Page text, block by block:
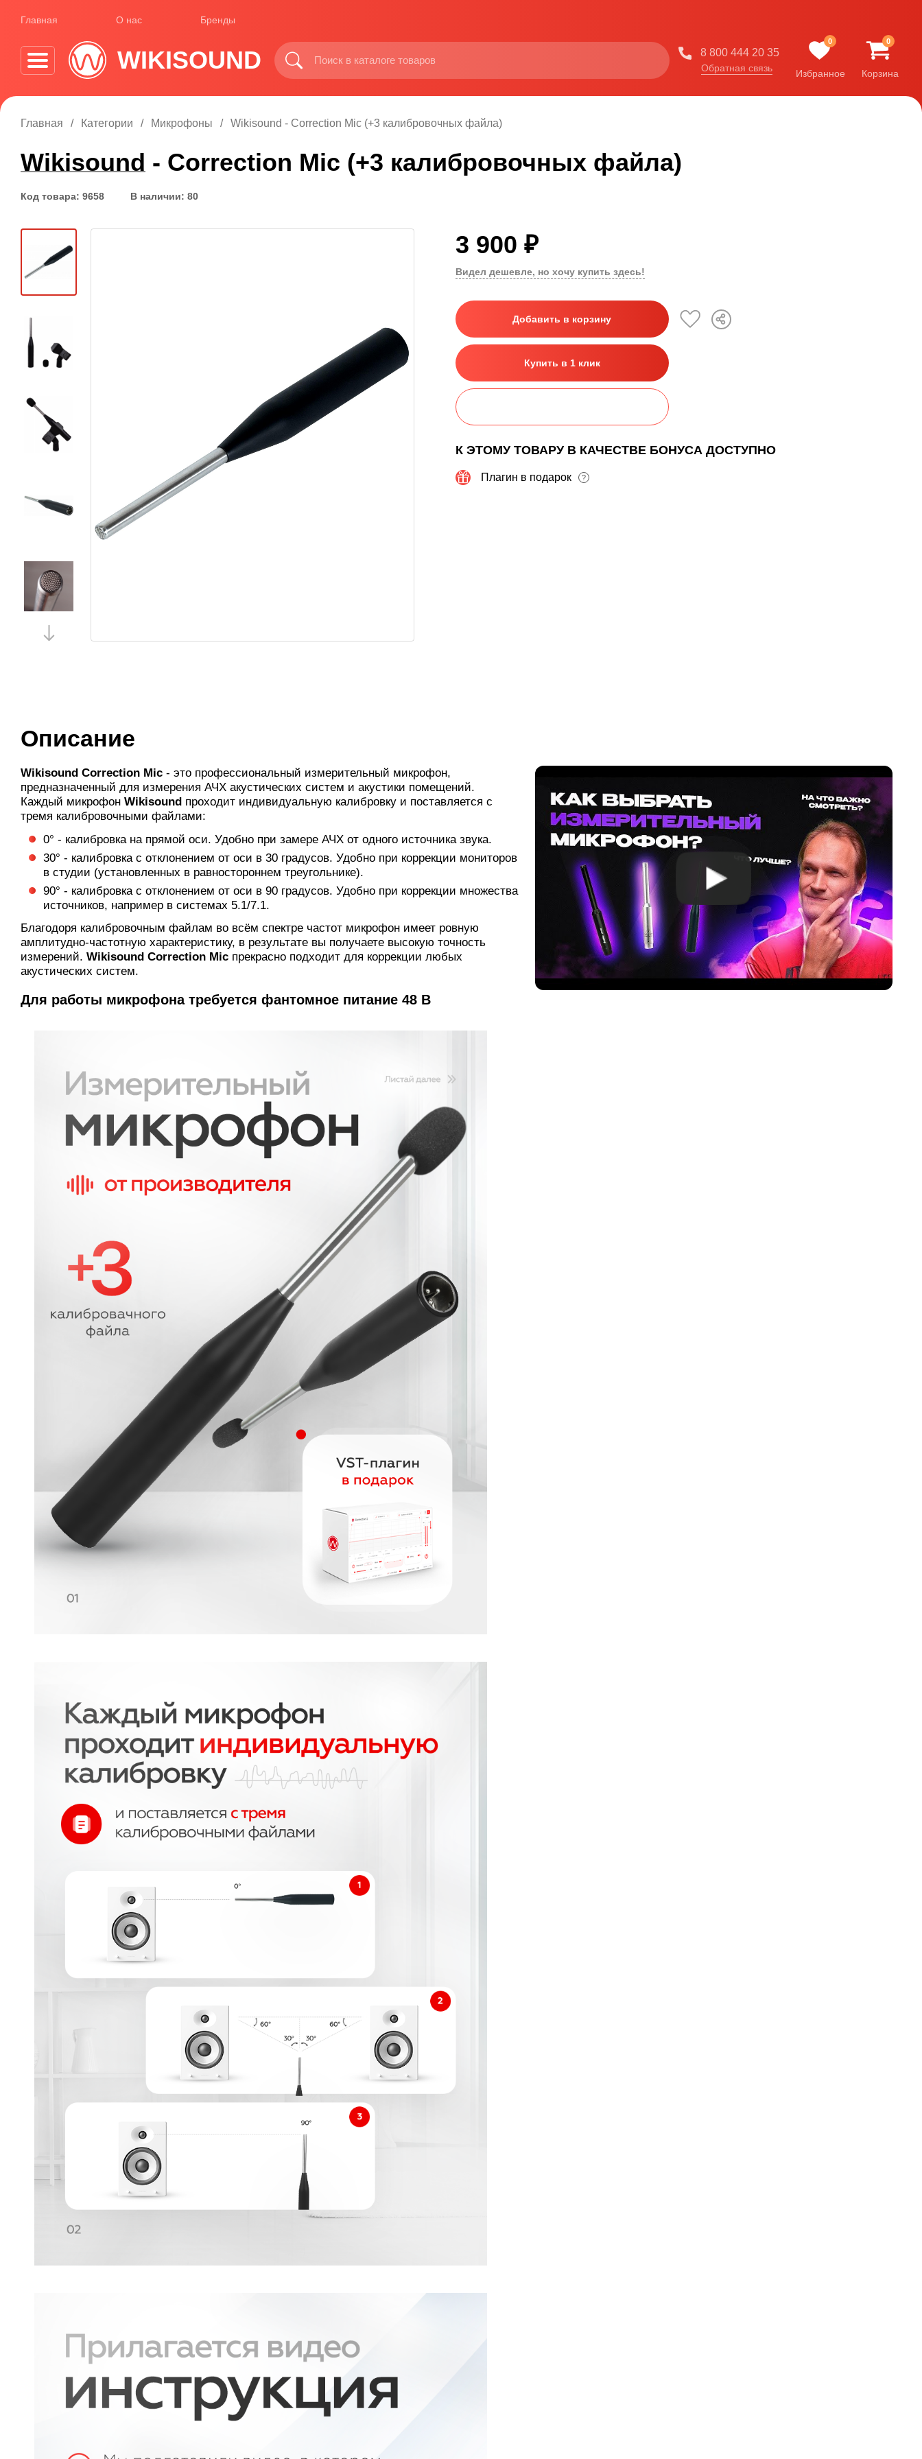
Главная О нас Бренды
WIKISOUND 8 800 444 20 35
Обратная связь
0
Избранное
0
Корзина
Главная Категории Микрофоны Wikisound - Correction Mic (+3 калибровочных файла)
Wikisound - Correction Mic (+3 калибровочных файла)
Код товара: 9658 В наличии: 80
3 900 ₽
Видел дешевле, но хочу купить здесь!
Добавить в корзину
Купить в 1 клик
К ЭТОМУ ТОВАРУ В КАЧЕСТВЕ БОНУСА ДОСТУПНО
Плагин в подарок ?
Описание
Wikisound Correction Mic - это профессиональный измерительный микрофон,
предназначенный для измерения АЧХ акустических систем и акустики помещений.
Каждый микрофон Wikisound проходит индивидуальную калибровку и поставляется с
тремя калибровочными файлами:
0° - калибровка на прямой оси. Удобно при замере АЧХ от одного источника звука.
30° - калибровка с отклонением от оси в 30 градусов. Удобно при коррекции мониторов
в студии (установленных в равностороннем треугольнике).
90° - калибровка с отклонением от оси в 90 градусов. Удобно при коррекции множества
источников, например в системах 5.1/7.1.
Благодоря калибровочным файлам во всём спектре частот микрофон имеет ровную
амплитудно-частотную характеристику, в результате вы получаете высокую точность
измерений. Wikisound Correction Mic прекрасно подходит для коррекции любых
акустических систем.
Для работы микрофона требуется фантомное питание 48 В